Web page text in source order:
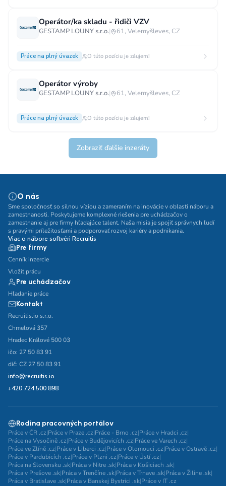
Operátor/ka skladu - řidiči VZV
GESTAMP LOUNY s.r.o.| 61, Velemyšleves, CZ
Práce na plný úvazek O túto pozíciu je záujem!
Operátor výroby
GESTAMP LOUNY s.r.o.| 61, Velemyšleves, CZ
Práce na plný úvazek O túto pozíciu je záujem!
Zobraziť ďalšie inzeráty
O nás
Sme spoločnosť so silnou víziou a zameraním na inovácie v oblasti náboru a
zamestnanosti. Poskytujeme komplexné riešenia pre uchádzačov o
zamestnanie aj pre firmy hľadajúce talent. Naša misia je spojiť správnych ľudí
s pravými príležitosťami a podporovať rozvoj kariéry a podnikania.
Viac o nábore softvéri Recruitis
Pre firmy
Cenník inzercie
Vložiť prácu
Pre uchádzačov
Hľadanie práce
Kontakt
Recruitis.io s.r.o.
Chmelová 357
Hradec Králové 500 03
ičo: 27 50 83 91
dič: CZ 27 50 83 91
info@recruitis.io
+420 724 500 898
Rodina pracovných portálov
Práce v ČR .cz|Práce v Praze .cz|Práce - Brno .cz|Práce v Hradci .cz|
Práce na Vysočině .cz|Práce v Budějovicích .cz|Práce ve Varech .cz|
Práce ve Zlíně .cz|Práce v Liberci .cz|Práce v Olomouci .cz|Práce v Ostravě .cz|
Práce v Pardubicích .cz|Práce v Plzni .cz|Práce v Ústí .cz|
Práca na Slovensku .sk|Práca v Nitre .sk|Práca v Košiciach .sk|
Práca v Prešove .sk|Práca v Trenčíne .sk|Práca v Trnave .sk|Práca v Žiline .sk|
Práca v Bratislave .sk|Práca v Banskej Bystrici .sk|Práce v IT .cz